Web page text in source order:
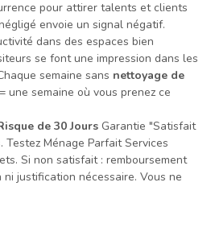
pour attirer talents et clients
envoie un signal négatif.
dans des espaces bien
se font une impression dans les
semaine sans nettoyage de
une semaine où vous prenez ce
de 30 Jours Garantie "Satisfait
Testez Ménage Parfait Services
Si non satisfait : remboursement
justification nécessaire. Vous ne